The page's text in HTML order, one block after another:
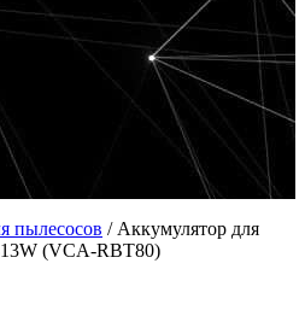
пылесосов / Аккумулятор для
(VCA-RBT80)